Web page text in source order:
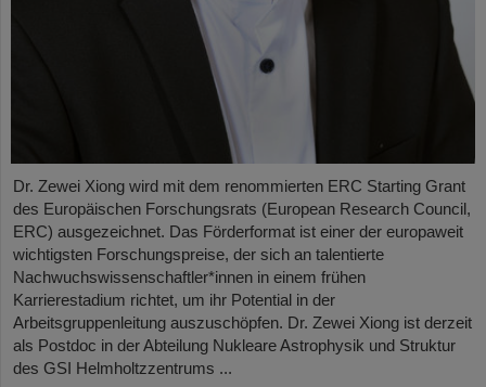
Dr. Zewei Xiong wird mit dem renommierten ERC Starting Grant
des Europäischen Forschungsrats (European Research Council,
ERC) ausgezeichnet. Das Förderformat ist einer der europaweit
wichtigsten Forschungspreise, der sich an talentierte
Nachwuchswissenschaftler*innen in einem frühen
Karrierestadium richtet, um ihr Potential in der
Arbeitsgruppenleitung auszuschöpfen. Dr. Zewei Xiong ist derzeit
als Postdoc in der Abteilung Nukleare Astrophysik und Struktur
des GSI Helmholtzzentrums ...